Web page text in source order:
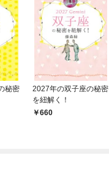
秘密
2027年の双子座の秘密
を紐解く！
660